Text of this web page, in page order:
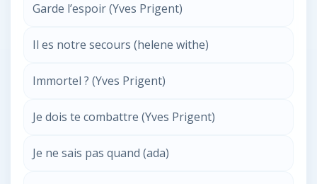
Garde l’espoir (Yves Prigent)
Il es notre secours (helene withe)
Immortel ? (Yves Prigent)
Je dois te combattre (Yves Prigent)
Je ne sais pas quand (ada)